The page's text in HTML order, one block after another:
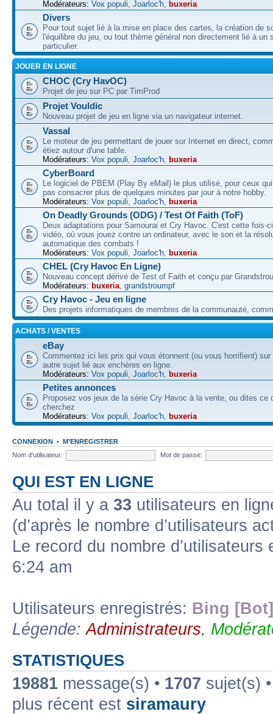
Modérateurs: Vox populi, Joarloc'h, buxeria
Divers
Pour tout sujet lié à la mise en place des cartes, la création de
l'équilibre du jeu, ou tout thème général non directement lié à un
particulier.
JOUER EN LIGNE
CHOC (Cry HavOC)
Projet de jeu sur PC par TimProd
Projet Vouldic
Nouveau projet de jeu en ligne via un navigateur internet.
Vassal
Le moteur de jeu permettant de jouer sur Internet en direct,
étiez autour d'une table.
Modérateurs: Vox populi, Joarloc'h, buxeria
CyberBoard
Le logiciel de PBEM (Play By eMail) le plus utilisé, pour ceux
pas consacrer plus de quelques minutes par jour à notre hobby.
Modérateurs: Vox populi, Joarloc'h, buxeria
On Deadly Grounds (ODG) / Test Of Faith (ToF)
Deux adaptations pour Samourai et Cry Havoc. C'est cette fois-
vidéo, où vous jouez contre un ordinateur, avec le son et la
automatique des combats !
Modérateurs: Vox populi, Joarloc'h, buxeria
CHEL (Cry Havoc En Ligne)
Nouveau concept dérivé de Test of Faith et conçu par
Modérateurs: buxeria, grandstroumpf
Cry Havoc - Jeu en ligne
Des projets informatiques de membres de la communauté,
ACHATS / VENTES
eBay
Commentez ici les prix qui vous étonnent (ou vous horrifient)
autre sujet lié aux enchères en ligne.
Modérateurs: Vox populi, Joarloc'h, buxeria
Petites annonces
Proposez vos jeux de la série Cry Havoc à la vente, ou dites ce
cherchez
Modérateurs: Vox populi, Joarloc'h, buxeria
CONNEXION • M’ENREGISTRER
Nom d’utilisateur:
Mot de passe:
QUI EST EN LIGNE
Au total il y a 33 utilisateurs en
(d’après le nombre d’utilisateurs
Le record du nombre
6:24 am
Utilisateurs enregistrés: Bing [Bot]
Légende:Administrateurs,
STATISTIQUES
19881 message(s) • 1707 sujet(s)
plus récent est siramaury